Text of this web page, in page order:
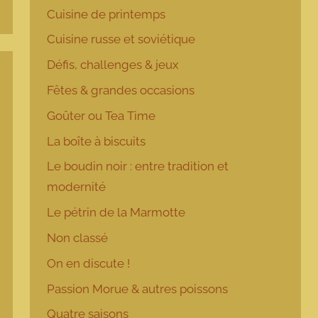
Cuisine de printemps
Cuisine russe et soviétique
Défis, challenges & jeux
Fêtes & grandes occasions
Goûter ou Tea Time
La boîte à biscuits
Le boudin noir : entre tradition et
modernité
Le pétrin de la Marmotte
Non classé
On en discute !
Passion Morue & autres poissons
Quatre saisons